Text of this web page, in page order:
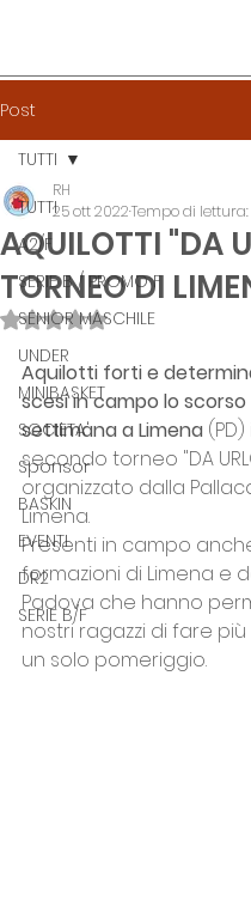
Post
TUTTI
A2/F
SERIE B / PROMO F
SENIOR MASCHILE
UNDER
MINIBASKET
SOCIETA'
Sponsor
BASKIN
EVENTI
DR2
SERIE B/F
TUTTI
AQUILOTTI "DA
TORNEO DI
RH
25 ott 2022Tempo di lettura:
Valutazione NaN stelle
Aquilotti forti e
scesi in campo lo
settimana a Limena
secondo torneo "DA
organizzato dalla
Limena.
Presenti in campo
formazioni di Limena e
Padova che hanno
nostri ragazzi di fare
un solo pomeriggio.